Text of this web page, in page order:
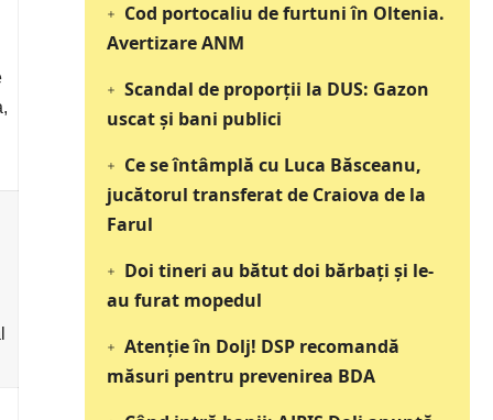
Cod portocaliu de furtuni în Oltenia.
Avertizare ANM
Scandal de proporții la DUS: Gazon
uscat și bani publici
Ce se întâmplă cu Luca Băsceanu,
jucătorul transferat de Craiova de la
Farul
Doi tineri au bătut doi bărbați și le-
au furat mopedul
Atenție în Dolj! DSP recomandă
măsuri pentru prevenirea BDA